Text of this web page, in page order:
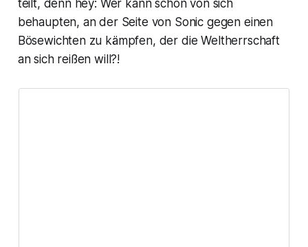
teilt, denn hey: Wer kann schon von sich
behaupten, an der Seite von Sonic gegen einen
Bösewichten zu kämpfen, der die Weltherrschaft
an sich reißen will?!